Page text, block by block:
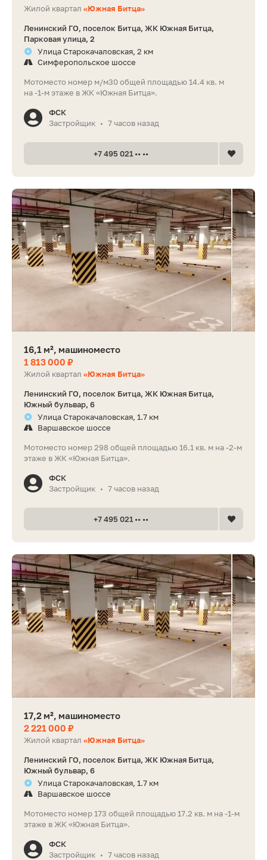
Жилой квартал «Южная Битца»
Ленинский ГО, поселок Битца, ЖК Южная Битца,
Парковая улица, 2
Улица Старокачаловская, 2 км
Симферопольское шоссе
Мотоместо номер м/м30 общей площадью 14.4 кв. м
на -1-м этаже в ЖК «Южная Битца».
ФСК
Застройщик • 7 часов назад
+7 495 021 •• ••
16,1 м², машиноместо
1 813 000 ₽
Жилой квартал «Южная Битца»
Ленинский ГО, поселок Битца, ЖК Южная Битца,
Южный бульвар, 6
Улица Старокачаловская, 1.7 км
Варшавское шоссе
Мотоместо номер 298 общей площадью 16.1 кв. м на -2-м
этаже в ЖК «Южная Битца».
ФСК
Застройщик • 7 часов назад
+7 495 021 •• ••
17,2 м², машиноместо
2 221 000 ₽
Жилой квартал «Южная Битца»
Ленинский ГО, поселок Битца, ЖК Южная Битца,
Южный бульвар, 6
Улица Старокачаловская, 1.7 км
Варшавское шоссе
Мотоместо номер 173 общей площадью 17.2 кв. м на -1-м
этаже в ЖК «Южная Битца».
ФСК
Застройщик • 7 часов назад